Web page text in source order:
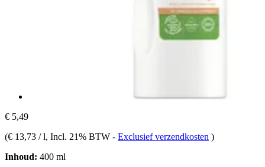
€ 5,49
(€ 13,73 / l, Incl. 21% BTW - Exclusief verzendkosten )
Inhoud: 400 ml